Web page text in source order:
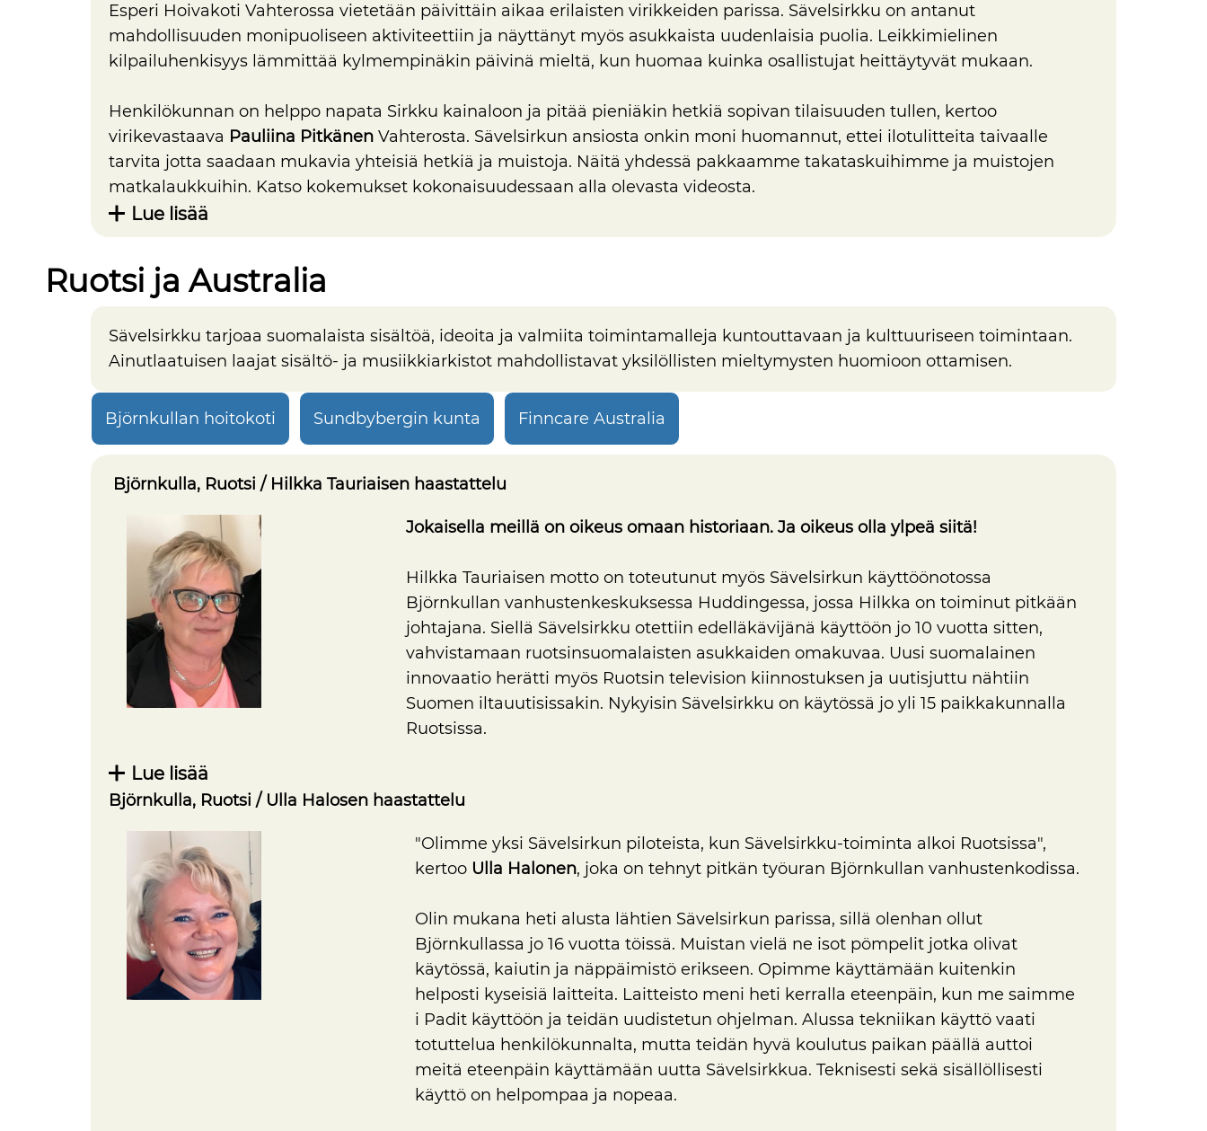
Esperi Hoivakoti Vahterossa vietetään päivittäin aikaa erilaisten virikkeiden parissa. Sävelsirkku on antanut
mahdollisuuden monipuoliseen aktiviteettiin ja näyttänyt myös asukkaista uudenlaisia puolia. Leikkimielinen
kilpailuhenkisyys lämmittää kylmempinäkin päivinä mieltä, kun huomaa kuinka osallistujat heittäytyvät mukaan.
Henkilökunnan on helppo napata Sirkku kainaloon ja pitää pieniäkin hetkiä sopivan tilaisuuden tullen, kertoo
virikevastaava Pauliina Pitkänen Vahterosta. Sävelsirkun ansiosta onkin moni huomannut, ettei ilotulitteita taivaalle
tarvita jotta saadaan mukavia yhteisiä hetkiä ja muistoja. Näitä yhdessä pakkaamme takataskuihimme ja muistojen
matkalaukkuihin. Katso kokemukset kokonaisuudessaan alla olevasta videosta.
Lue lisää
Ruotsi ja Australia
Sävelsirkku tarjoaa suomalaista sisältöä, ideoita ja valmiita toimintamalleja kuntouttavaan ja kulttuuriseen toimintaan.
Ainutlaatuisen laajat sisältö- ja musiikkiarkistot mahdollistavat yksilöllisten mieltymysten huomioon ottamisen.
Björnkullan hoitokoti Sundbybergin kunta Finncare Australia
Björnkulla, Ruotsi / Hilkka Tauriaisen haastattelu
Jokaisella meillä on oikeus omaan historiaan. Ja oikeus olla ylpeä siitä!
Hilkka Tauriaisen motto on toteutunut myös Sävelsirkun käyttöönotossa
Björnkullan vanhustenkeskuksessa Huddingessa, jossa Hilkka on toiminut pitkään
johtajana. Siellä Sävelsirkku otettiin edelläkävijänä käyttöön jo 10 vuotta sitten,
vahvistamaan ruotsinsuomalaisten asukkaiden omakuvaa. Uusi suomalainen
innovaatio herätti myös Ruotsin television kiinnostuksen ja uutisjuttu nähtiin
Suomen iltauutisissakin. Nykyisin Sävelsirkku on käytössä jo yli 15 paikkakunnalla
Ruotsissa.
Lue lisää
Björnkulla, Ruotsi / Ulla Halosen haastattelu
"Olimme yksi Sävelsirkun piloteista, kun Sävelsirkku-toiminta alkoi Ruotsissa",
kertoo Ulla Halonen, joka on tehnyt pitkän työuran Björnkullan vanhustenkodissa.
Olin mukana heti alusta lähtien Sävelsirkun parissa, sillä olenhan ollut
Björnkullassa jo 16 vuotta töissä. Muistan vielä ne isot pömpelit jotka olivat
käytössä, kaiutin ja näppäimistö erikseen. Opimme käyttämään kuitenkin
helposti kyseisiä laitteita. Laitteisto meni heti kerralla eteenpäin, kun me saimme
i Padit käyttöön ja teidän uudistetun ohjelman. Alussa tekniikan käyttö vaati
totuttelua henkilökunnalta, mutta teidän hyvä koulutus paikan päällä auttoi
meitä eteenpäin käyttämään uutta Sävelsirkkua. Teknisesti sekä sisällöllisesti
käyttö on helpompaa ja nopeaa.